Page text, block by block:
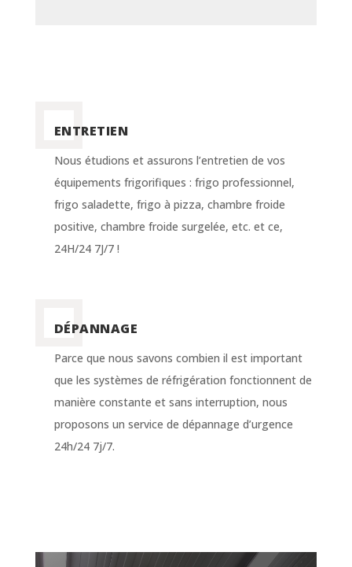
ENTRETIEN
Nous étudions et assurons l’entretien de vos
équipements frigorifiques : frigo professionnel,
frigo saladette, frigo à pizza, chambre froide
positive, chambre froide surgelée, etc. et ce,
24H/24 7J/7 !
DÉPANNAGE
Parce que nous savons combien il est important
que les systèmes de réfrigération fonctionnent de
manière constante et sans interruption, nous
proposons un service de dépannage d’urgence
24h/24 7j/7.